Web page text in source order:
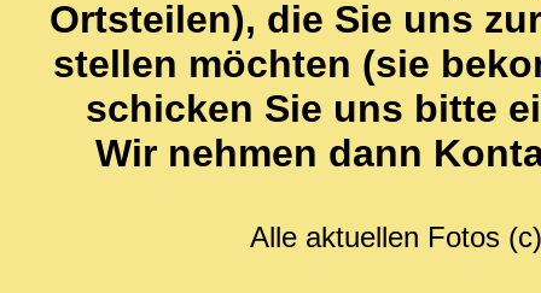
Ortsteilen), die Sie uns
stellen möchten (sie
schicken Sie uns bitte
Wir nehmen dann
Alle aktuellen Fotos